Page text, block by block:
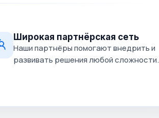
Широкая партнёрская сеть
Наши партнёры помогают внедрить и
развивать решения любой сложности.